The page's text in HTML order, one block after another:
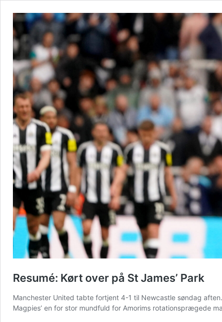
Resumé: Kørt over på St James’ Park
Manchester United tabte fortjent 4-1 til Newcastle søndag
Magpies’ en for stor mundfuld for Amorims rotationsprægede